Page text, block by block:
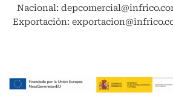
Nacional:
Exportación: